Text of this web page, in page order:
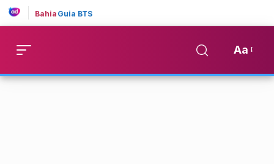
Bahia Guia BTS
Aa